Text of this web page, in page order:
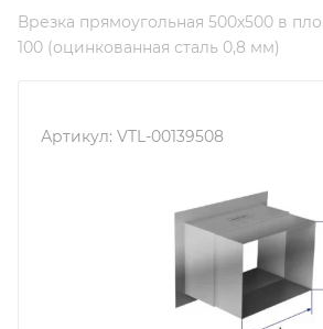
Врезка прямоугольная 500х500 в
100 (оцинкованная сталь 0,8 мм)
Артикул: VTL-00139508